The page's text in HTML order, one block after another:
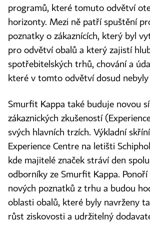
programů, které tomuto odvětví
horizonty. Mezi ně patří spuštění
poznatky o zákaznících, který byl
pro odvětví obalů a který zajistí
spotřebitelských trhů, chování a
které v tomto odvětví dosud nebyly
Smurfit Kappa také buduje novou
zákaznických zkušeností
svých hlavních trzích. Výkladní
Experience Centre na letišti
kde majitelé značek stráví den
odborníky ze Smurfit Kappa. Ponoří
nových poznatků z trhu a budou
oblasti obalů, které byly navrženy
růst ziskovosti a udržitelný